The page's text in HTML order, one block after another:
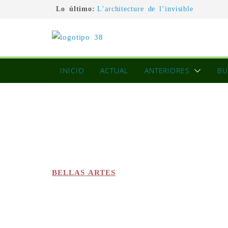
Lo último: L’architecture de l’invisible
excepcional
Blanca Beatriz Caraballo o el
INICIO ACTUAL ANTERIORES
BELLAS ARTES